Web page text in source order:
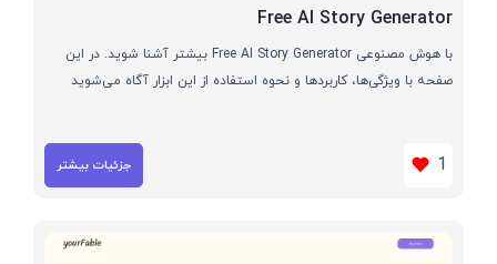
Free AI Story Generator
با هوش مصنوعی Free AI Story Generator بیشتر آشنا شوید. در این
صفحه با ویژگی‌ها، کاربردها و نحوه استفاده از این ابزار آگاه می‌شوید
1 جزئیات بیشتر